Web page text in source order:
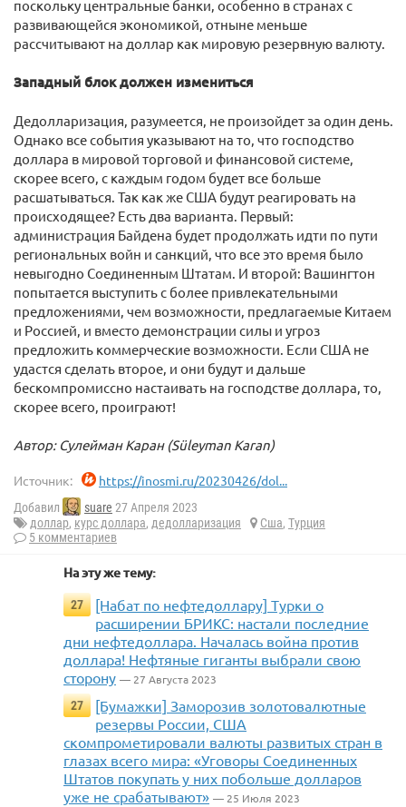
поскольку центральные банки, особенно в странах с
развивающейся экономикой, отныне меньше
рассчитывают на доллар как мировую резервную валюту.
Западный блок должен измениться
Дедолларизация, разумеется, не произойдет за один день.
Однако все события указывают на то, что господство
доллара в мировой торговой и финансовой системе,
скорее всего, с каждым годом будет все больше
расшатываться. Так как же США будут реагировать на
происходящее? Есть два варианта. Первый:
администрация Байдена будет продолжать идти по пути
региональных войн и санкций, что все это время было
невыгодно Соединенным Штатам. И второй: Вашингтон
попытается выступить с более привлекательными
предложениями, чем возможности, предлагаемые Китаем
и Россией, и вместо демонстрации силы и угроз
предложить коммерческие возможности. Если США не
удастся сделать второе, и они будут и дальше
бескомпромиссно настаивать на господстве доллара, то,
скорее всего, проиграют!
Автор: Сулейман Каран (Süleyman Karan)
Источник: https://inosmi.ru/20230426/dol...
Добавил suare 27 Апреля 2023
доллар, курс доллара, дедолларизация Сша, Турция
5 комментариев
На эту же тему:
27
[Набат по нефтедоллару] Турки о
расширении БРИКС: настали последние
дни нефтедоллара. Началась война против
доллара! Нефтяные гиганты выбрали свою
сторону — 27 Августа 2023
27
[Бумажки] Заморозив золотовалютные
резервы России, США
скомпрометировали валюты развитых стран в
глазах всего мира: «Уговоры Соединенных
Штатов покупать у них побольше долларов
уже не срабатывают» — 25 Июля 2023